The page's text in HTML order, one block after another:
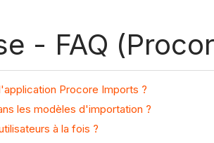
- FAQ
Procore Imports ?
les modèles d'importation ?
à la fois ?